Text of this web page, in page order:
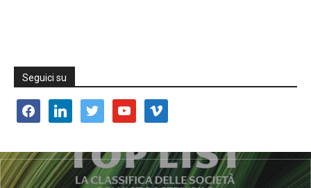
Seguici su
facebooklinkedin twitter youtube vimeo